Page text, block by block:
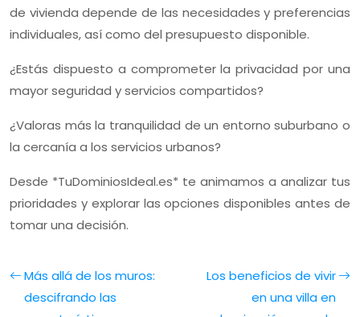
de vivienda depende de las necesidades y preferencias
individuales, así como del presupuesto disponible.
¿Estás dispuesto a comprometer la privacidad por una
mayor seguridad y servicios compartidos?
¿Valoras más la tranquilidad de un entorno suburbano o
la cercanía a los servicios urbanos?
Desde *TuDominiosIdeal.es* te animamos a analizar tus
prioridades y explorar las opciones disponibles antes de
tomar una decisión.
Más allá de los muros:
descifrando las
Los beneficios de vivir
en una villa en